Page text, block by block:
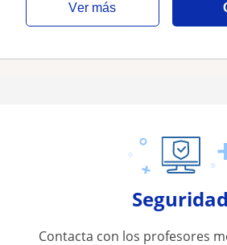
ver más
Seguridad
Contacta con los profesores